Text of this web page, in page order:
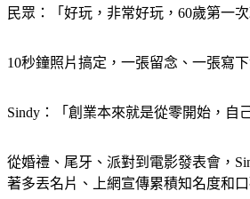
民眾：「好玩，非常好玩，60歲第一次
10秒鐘照片搞定，一張留念、一張寫
Sindy：「創業本來就是從零開始，自
從婚禮、尾牙、派對到電影發表會，
著多丟名片、上網宣傳累積知名度和